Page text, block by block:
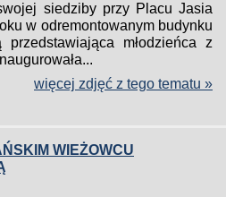
siedziby przy Placu Jasia
w odremontowanym budynku
młodzieńca z
więcej zdjęć z tego tematu »
WIEŻOWCU